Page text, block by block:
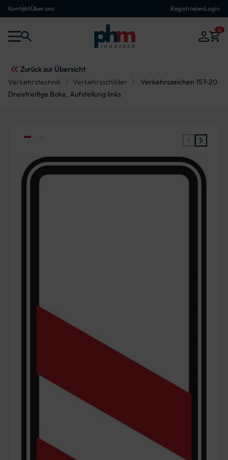
KontaktÜber uns RegistrierenLogin
0
Zurück zur Übersicht
Verkehrstechnik
Verkehrsschilder
Verkehrszeichen 157-20
Dreistreifige Bake, Aufstellung links